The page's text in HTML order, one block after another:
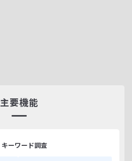
主要機能
キーワード調査